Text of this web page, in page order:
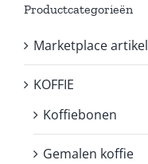
Productcategorieën
Marketplace artikel
KOFFIE
Koffiebonen
Gemalen koffie